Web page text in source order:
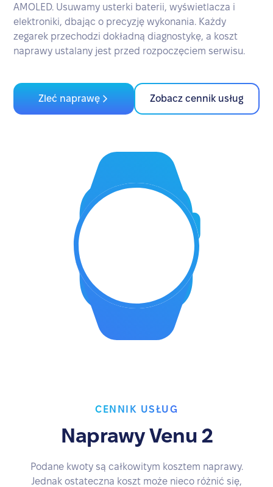
AMOLED. Usuwamy usterki baterii, wyświetlacza i
elektroniki, dbając o precyzję wykonania. Każdy
zegarek przechodzi dokładną diagnostykę, a koszt
naprawy ustalany jest przed rozpoczęciem serwisu.
Zleć naprawę Zobacz cennik usług
CENNIK USŁUG
Naprawy Venu 2
Podane kwoty są całkowitym kosztem naprawy.
Jednak ostateczna koszt może nieco różnić się,